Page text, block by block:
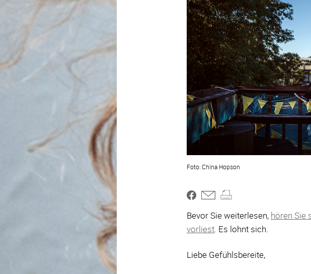
China Hopson
Bevor Sie weiterlesen, hören Sie
vorliest . Es lohnt sich.
Liebe Gefühlsbereite,